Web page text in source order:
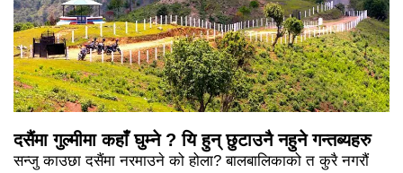
दसैंमा गुल्मीमा कहाँ घुम्ने ? यि हुन् छुटाउनै नहुने गन्तब्यहरु
सन्जु काउछा दसैंमा नरमाउने को होला? बालबालिकाको त कुरै नगरौं